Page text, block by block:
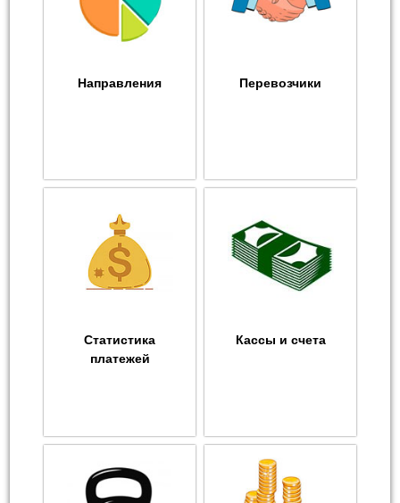
Направления Перевозчики
Статистика
платежей
Кассы и счета